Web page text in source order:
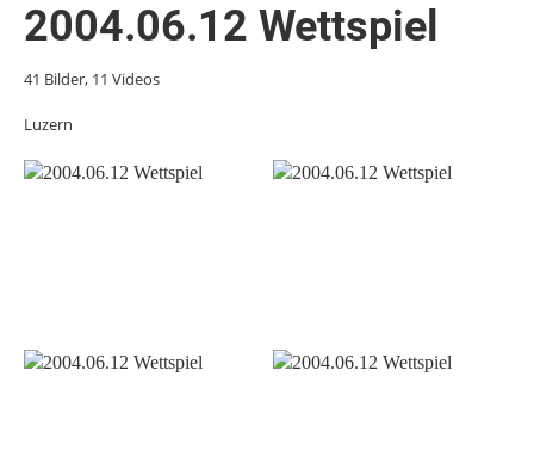
2004.06.12 Wettspiel
41 Bilder, 11 Videos
Luzern